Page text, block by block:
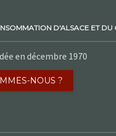
D'ALSACE ET DU
en décembre 1970
NOUS ?